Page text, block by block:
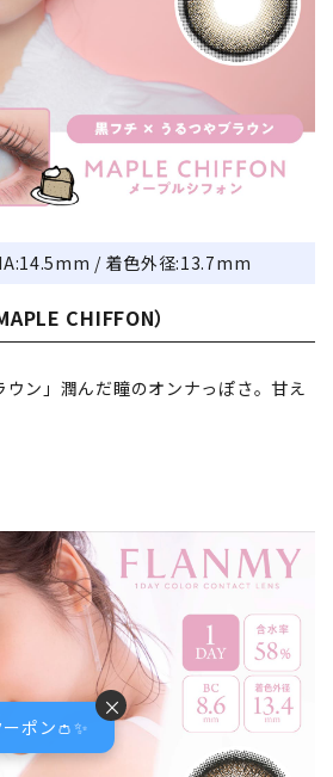
/ 着色外径:13.7mm
CHIFFON）
ウン」潤んだ瞳のオンナっぽさ。甘え
ポン👛✨
×